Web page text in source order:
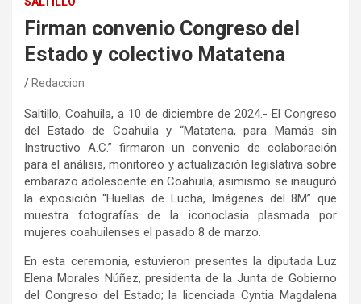
Firman convenio Congreso del
Estado y colectivo Matatena
Redaccion
Saltillo, Coahuila, a 10 de diciembre de 2024.- El Congreso
del Estado de Coahuila y “Matatena, para Mamás sin
Instructivo A.C.” firmaron un convenio de colaboración
para el análisis, monitoreo y actualización legislativa sobre
embarazo adolescente en Coahuila, asimismo se inauguró
la exposición “Huellas de Lucha, Imágenes del 8M” que
muestra fotografías de la iconoclasia plasmada por
mujeres coahuilenses el pasado 8 de marzo.
En esta ceremonia, estuvieron presentes la diputada Luz
Elena Morales Núñez, presidenta de la Junta de Gobierno
del Congreso del Estado; la licenciada Cyntia Magdalena